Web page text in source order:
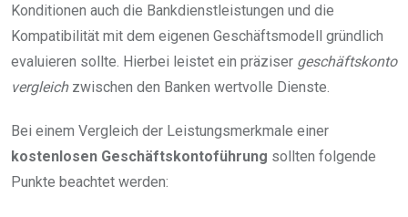
Konditionen auch die Bankdienstleistungen und die
Kompatibilität mit dem eigenen Geschäftsmodell gründlich
evaluieren sollte. Hierbei leistet ein präziser geschäftskonto
vergleichzwischen den Banken wertvolle Dienste.
Bei einem Vergleich der Leistungsmerkmale einer
kostenlosen Geschäftskontoführung sollten folgende
Punkte beachtet werden: